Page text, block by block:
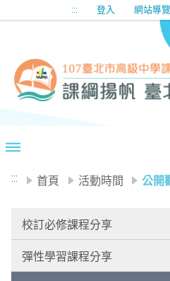
移至網頁之主要內容區位置
::: 登入 網站導覽
::: 首頁 活動時間 公開
校訂必修課程分享
彈性學習課程分享